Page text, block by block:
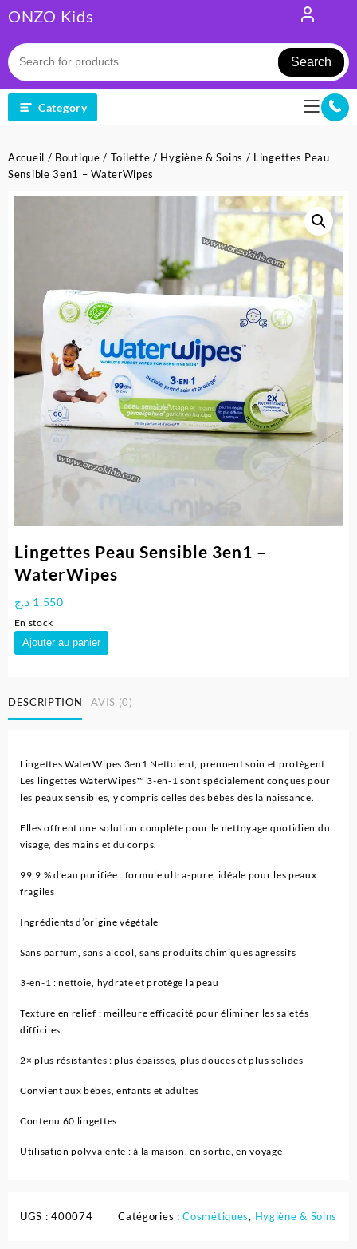
to
content
ONZO Kids
Search
Category
Accueil / Boutique / Toilette / Hygiène & Soins / Lingettes Peau
Sensible 3en1 – WaterWipes
Lingettes Peau Sensible 3en1 –
WaterWipes
1.550 د.ج
En stock
quantité
de
Sensible
3en1
Ajouter au panier
DESCRIPTION AVIS (0)
Lingettes WaterWipes 3en1 Nettoient, prennent soin et protègent
Les lingettes WaterWipes™ 3-en-1 sont spécialement conçues pour
les peaux sensibles, y compris celles des bébés dès la naissance.
Elles offrent une solution complète pour le nettoyage quotidien du
visage, des mains et du corps.
99,9 % d’eau purifiée : formule ultra-pure, idéale pour les peaux
fragiles
Ingrédients d’origine végétale
Sans parfum, sans alcool, sans produits chimiques agressifs
3-en-1 : nettoie, hydrate et protège la peau
Texture en relief : meilleure efficacité pour éliminer les saletés
difficiles
2× plus résistantes : plus épaisses, plus douces et plus solides
Convient aux bébés, enfants et adultes
Contenu 60 lingettes
Utilisation polyvalente : à la maison, en sortie, en voyage
UGS :400074 Catégories :Cosmétiques, Hygiène & Soins